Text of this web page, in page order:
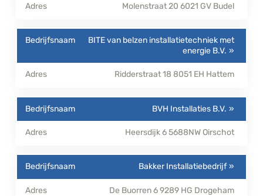
Molenstraat 20 6021 GV Budel
BITE van belzen installatietechniek met
energie B.V.
Ridderstraat 18 8051 EH Hattem
BVH Installaties B.V.
Heersdijk 65688NW Oirschot
Bakker Installatiebedrijf
De Buorren 69289 HG Drogeham